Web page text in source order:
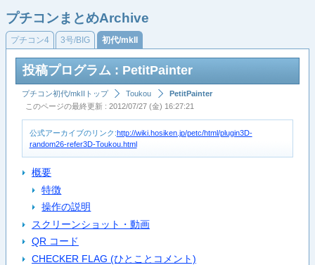
プチコンまとめArchive
プチコン4 3号/BIG 初代/mkII
投稿プログラム : PetitPainter
プチコン初代/mkIIトップ Toukou
PetitPainter
このページの最終更新 : 2012/07/27 (金) 16:27:21
公式アーカイブのリンク:http://wiki.hosiken.jp/petc/html/plugin3D-
random26-refer3D-Toukou.html
概要
特徴
操作の説明
スクリーンショット・動画
QR コード
CHECKER FLAG (ひとことコメント)